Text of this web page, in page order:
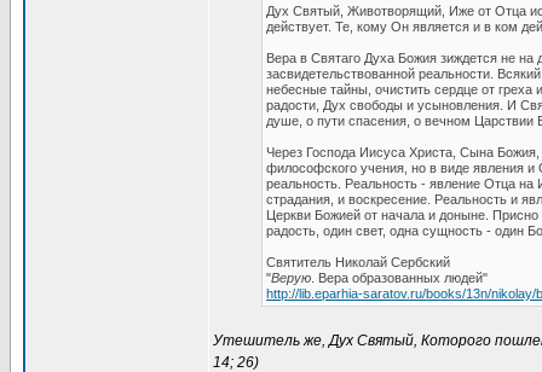
Дух Святый, Животворящий, Иже от Отца
действует. Те, кому Он является и в ком
Вера в Святаго Духа Божия зиждется не на
засвидетельствованной реальности.
небесные тайны, очистить сердце от
радости, Дух свободы и усыновления. И
душе, о пути спасения, о вечном Царствии
Через Господа Иисуса Христа, Сына
философского учения, но в виде явления и
реальность. Реальность - явление Отца
страдания, и воскресение. Реальность и
Церкви Божией от начала и доныне.
радость, один свет, одна сущность - один
Святитель Николай Сербский
"Верую . Вера образованных людей"
http://lib.eparhia-saratov.ru/books/13n/nikolay/
Утешитель же, Дух Святый, Которого
14; 26)